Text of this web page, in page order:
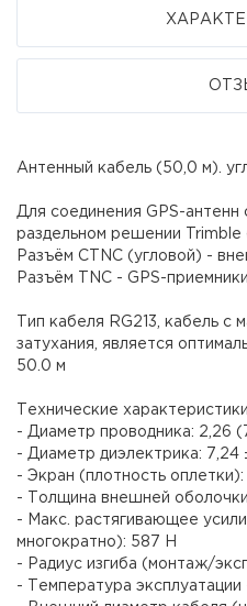
Антенный кабель (50,0 м).
Для соединения GPS-антенн
раздельном решении
Разъём CTNC (угловой) -
Разъём TNC - GPS-
Тип кабеля RG213, кабель
затухания, является
50.0 м
Технические
- Диаметр проводника: 2,26
- Диаметр диэлектрика: 7,24
- Экран (плотность оплетки):
- Толщина внешней
- Макс. растягивающее
многократно): 587 Н
- Радиус изгиба (монтаж/
- Температура